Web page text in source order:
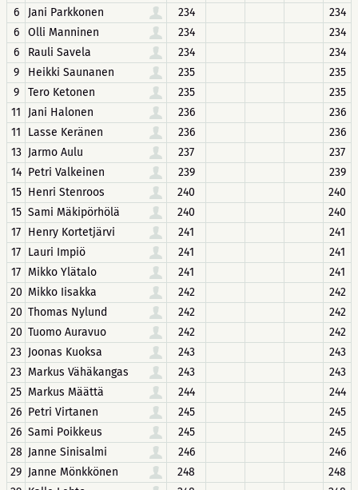
6
Jani Parkkonen 234
234
6
Olli Manninen 234
234
6
Rauli Savela 234
234
9
Heikki Saunanen 235
235
9
Tero Ketonen 235
235
11
Jani Halonen 236
236
11
Lasse Keränen 236
236
13 Jarmo Aulu 237
237
14 Petri Valkeinen 239
239
15 Henri Stenroos 240
240
15 Sami Mäkipörhölä 240
240
17 Henry Kortetjärvi 241
241
17 Lauri Impiö 241
241
17 Mikko Ylätalo 241
241
20 Mikko Iisakka 242
242
20 Thomas Nylund 242
242
20 Tuomo Auravuo 242
242
23 Joonas Kuoksa 243
243
23 Markus Vähäkangas 243
243
25 Markus Määttä 244
244
26 Petri Virtanen 245
245
26 Sami Poikkeus 245
245
28 Janne Sinisalmi 246
246
29 Janne Mönkkönen 248
248